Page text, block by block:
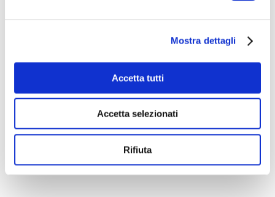
Mostra dettagli
Accetta tutti
Accetta selezionati
Rifiuta